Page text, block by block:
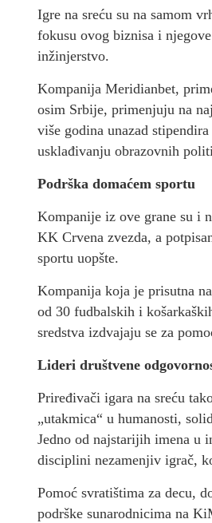
Igre na sreću su na samom
fokusu ovog biznisa i
inžinjerstvo.
Kompanija Meridianbet,
osim Srbije, primenjuju na
više godina unazad
usklađivanju obrazovnih
Podrška domaćem sportu
Kompanije iz ove grane su i
KK Crvena zvezda, a
sportu uopšte.
Kompanija koja je prisutna
od 30 fudbalskih i
sredstva izdvajaju se za
Lideri društvene
Priređivači igara na sreću
„utakmica“ u humanosti,
Jedno od najstarijih imena u
disciplini nezamenjiv igrač,
Pomoć svratištima za decu,
podrške sunarodnicima na